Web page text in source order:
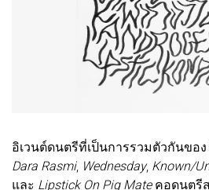
อิเวนต์ดนตรีที่เป็นการรวมตัวกันขอ
Dara Rasmi, Wednesday, Known/
และ Lipstick On Pig Mateคอดนตรี